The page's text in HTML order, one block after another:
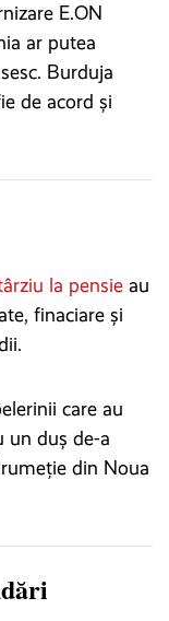
E.ON
ar putea
Burduja
de acord și
la pensie au
finaciare și
care au
un duș de-a
din Noua